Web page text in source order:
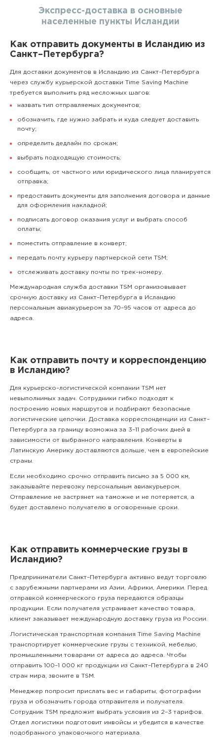
Экспресс-доставка в основные
населенные пункты Исландии
Как отправить документы в Исландию из
Санкт–Петербурга?
Для доставки документов в Исландию из Санкт–Петербурга
через службу курьерской доставки Time Saving Machine
требуется выполнить ряд несложных шагов:
назвать тип отправляемых документов;
обозначить, где нужно забрать и куда следует доставить
почту;
определить дедлайн по срокам;
выбрать подходящую стоимость;
сообщить, от частного или юридического лица планируется
отправка;
предоставить документы для заполнения договора и данные
для оформления накладной;
подписать договор оказания услуг и выбрать способ
оплаты;
поместить отправление в конверт;
передать почту курьеру партнерской сети TSM;
отслеживать доставку почты по трек–номеру.
Международная служба доставки TSM организовывает
срочную доставку из Санкт–Петербурга в Исландию
персональным авиакурьером за 70–95 часов от адреса до
адреса.
Как отправить почту и корреспонденцию
в Исландию?
Для курьерско–логистической компании TSM нет
невыполнимых задач. Сотрудники гибко подходят к
построению новых маршрутов и подбирают безопасные
логистические цепочки. Доставка корреспонденции из Санкт–
Петербурга за границу возможна за 3–11 рабочих дней в
зависимости от выбранного направления. Конверты в
Латинскую Америку доставляются дольше, чем в европейские
страны.
Если необходимо срочно отправить письмо за 5 000 км,
заказывайте перевозку персональным авиакурьером.
Отправление не застрянет на таможне и не потеряется, а
будет доставлено получателю в оговоренные сроки.
Как отправить коммерческие грузы в
Исландию?
Предприниматели Санкт–Петербурга активно ведут торговлю
с зарубежными партнерами из Азии, Африки, Америки. Перед
отправкой коммерческого груза передаются образцы
продукции. Если получателя устраивает качество товара,
клиент заказывает международную доставку груза из России.
Логистическая транспортная компания Time Saving Machine
транспортирует коммерческие грузы с техникой, мебелью,
промышленными товарами от адреса до адреса. Чтобы
отправить 100–1 000 кг продукции из Санкт–Петербурга в 240
стран мира, звоните в TSM.
Менеджер попросит прислать вес и габариты, фотографии
груза и обозначить города отправителя и получателя.
Сотрудник TSM предложит выбрать условия из 2–3 тарифов.
Отдел логистики подготовит инвойсы и убедится в качестве
подобранного упаковочного материала.